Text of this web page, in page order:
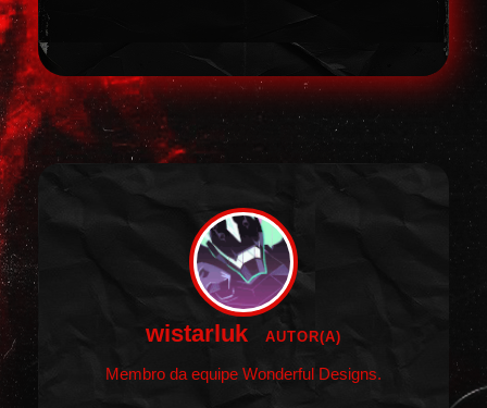
wistarluk AUTOR(A)
Membro da equipe Wonderful Designs.